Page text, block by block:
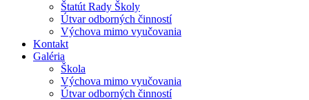
Štatút Rady Školy
Útvar odborných činností
Výchova mimo vyučovania
Kontakt
Galéria
Škola
Výchova mimo vyučovania
Útvar odborných činností